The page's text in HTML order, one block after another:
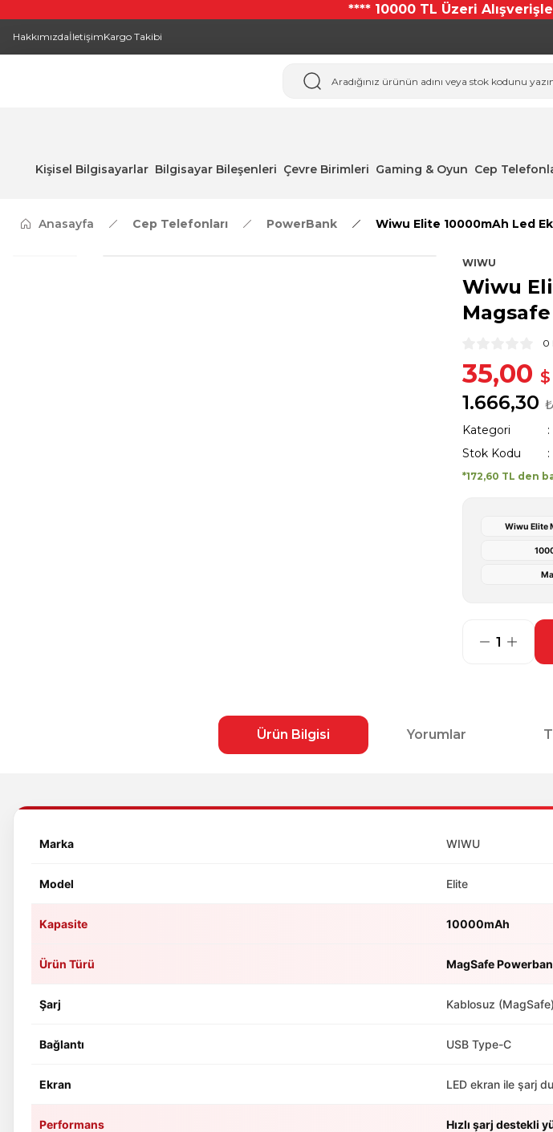
**** 10000 TL Üzeri
HakkımızdaİletişimKargo Takibi
Kişisel Bilgisayarlar Bilgisayar Bileşenleri Çevre Birimleri Gaming & Oyun Cep
Anasayfa Cep Telefonları PowerBank Wiwu Elite 10000mAh Led
WIWU
Wiwu
0
35,00 $
1.666,30 ₺
Kategori
Stok Kodu
*172,60 TL den
Wiwu Elite
Ürün Bilgisi Yorumlar
Marka WIWU
Model Elite
Kapasite 10000mAh
Ürün Türü MagSafe
Şarj Kablosuz
Bağlantı USB Type-C
Ekran LED ekran ile şarj
Performans Hızlı şarj destekli